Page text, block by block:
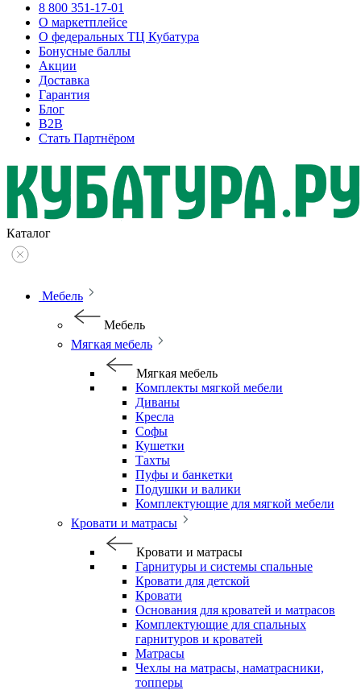
8 800 351-17-01
О маркетплейсе
О федеральных ТЦ Кубатура
Бонусные баллы
Акции
Доставка
Гарантия
Блог
B2B
Стать Партнёром
Каталог
Мебель
Мебель
Мягкая мебель
Мягкая мебель
Комплекты мягкой мебели
Диваны
Кресла
Софы
Кушетки
Тахты
Пуфы и банкетки
Подушки и валики
Комплектующие для мягкой мебели
Кровати и матрасы
Кровати и матрасы
Гарнитуры и системы спальные
Кровати для детской
Кровати
Основания для кроватей и матрасов
Комплектующие для спальных
гарнитуров и кроватей
Матрасы
Чехлы на матрасы, наматрасники,
топперы